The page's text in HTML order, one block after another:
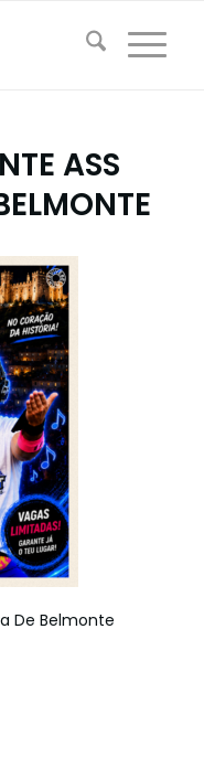
ASS
De Belmonte